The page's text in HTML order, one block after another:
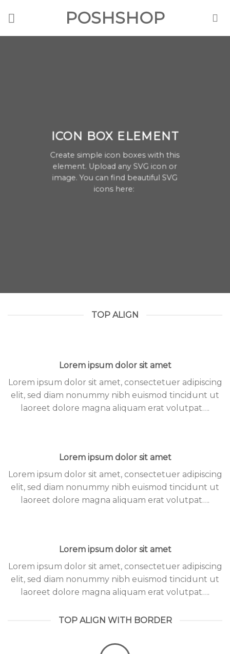
POSHSHOP
ICON BOX ELEMENT
Create simple icon boxes with this
element. Upload any SVG icon or
image. You can find beautiful SVG
icons here:
TOP ALIGN
Lorem ipsum dolor sit amet
Lorem ipsum dolor sit amet, consectetuer adipiscing
elit, sed diam nonummy nibh euismod tincidunt ut
laoreet dolore magna aliquam erat volutpat….
Lorem ipsum dolor sit amet
Lorem ipsum dolor sit amet, consectetuer adipiscing
elit, sed diam nonummy nibh euismod tincidunt ut
laoreet dolore magna aliquam erat volutpat….
Lorem ipsum dolor sit amet
Lorem ipsum dolor sit amet, consectetuer adipiscing
elit, sed diam nonummy nibh euismod tincidunt ut
laoreet dolore magna aliquam erat volutpat….
TOP ALIGN WITH BORDER